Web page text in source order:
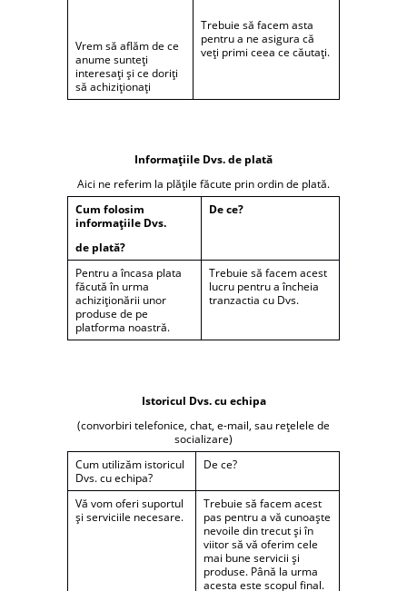
Vrem să aflăm de ce
anume sunteți
interesați și ce doriți
să achiziționați
Trebuie să facem asta
pentru a ne asigura că
veți primi ceea ce căutați.
Informațiile Dvs. de plată
Aici ne referim la plățile făcute prin ordin de plată.
Cum folosim
informațiile Dvs.
de plată?
De ce?
Pentru a încasa plata
făcută în urma
achiziționării unor
produse de pe
platforma noastră.
Trebuie să facem acest
lucru pentru a încheia
tranzactia cu Dvs.
Istoricul Dvs. cu echipa
(convorbiri telefonice, chat, e-mail, sau rețelele de
socializare)
Cum utilizăm istoricul
Dvs. cu echipa?
De ce?
Vă vom oferi suportul
și serviciile necesare.
Trebuie să facem acest
pas pentru a vă cunoaște
nevoile din trecut și în
viitor să vă oferim cele
mai bune servicii și
produse. Până la urma
acesta este scopul final.